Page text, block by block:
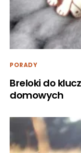
PORADY
Breloki do
domowych